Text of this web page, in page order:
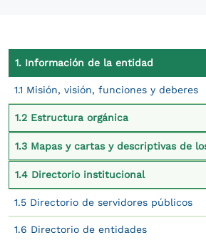
Contexto Ley de
1. Información de la entidad
1.1 Misión, visión, funciones y deberes
1.2 Estructura orgánica
1.3 Mapas y cartas y descriptivas de
1.4 Directorio institucional
1.5 Directorio de servidores públicos
1.6 Directorio de entidades